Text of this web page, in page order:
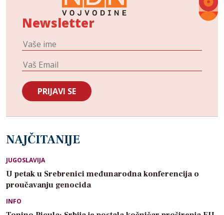
Newsletter
NAJČITANIJE
JUGOSLAVIJA
U petak u Srebrenici međunarodna konferencija o
proučavanju genocida
INFO